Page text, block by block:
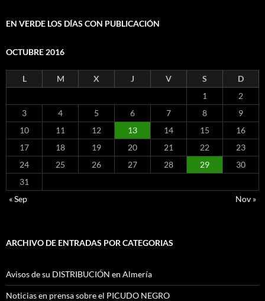
EN VERDE LOS DÍAS CON PUBLICACIÓN
OCTUBRE 2016
L M X J V S
D
1
2
3
4 5 6 7 8
9
10
11 12 13 14 15
16
17
18 19 20 21 22
23
24
25 26 27 28 29
30
31
« Sep
Nov »
ARCHIVO DE ENTRADAS POR CATEGORIAS
Avisos de su DISTRIBUCIÓN en Almería
Noticias en prensa sobre el PICUDO NEGRO